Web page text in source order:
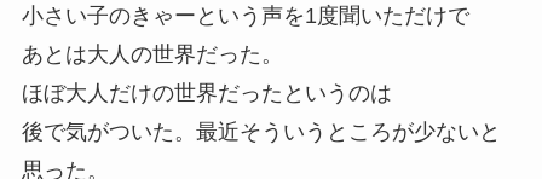
小さい子のきゃーという声を1度聞いただけで
あとは大人の世界だった。
ほぼ大人だけの世界だったというのは
後で気がついた。最近そういうところが少ないと
思った。